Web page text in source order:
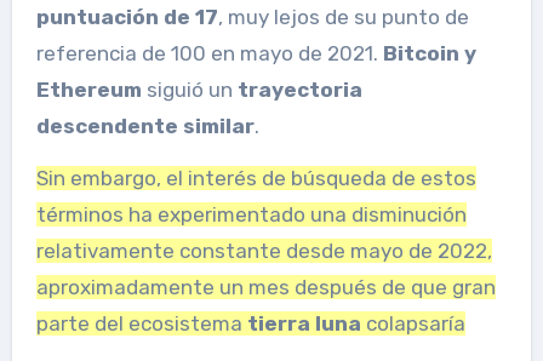
puntuación de 17, muy lejos de su punto de
referencia de 100 en mayo de 2021. Bitcoin y
Ethereum siguió un trayectoria
descendente similar.
Sin embargo, el interés de búsqueda de estos
términos ha experimentado una disminución
relativamente constante desde mayo de 2022,
aproximadamente un mes después de que gran
parte del ecosistema tierra luna colapsaría